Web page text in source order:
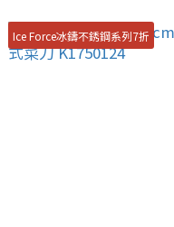
Ice Force冰鑄不銹鋼系列7折